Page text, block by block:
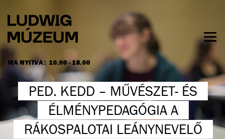
tartalomra
MA NYITVA: 10.00 - 18.00
NYITVATARTÁS ÉS JEGYÁRAK
PED. KEDD – MŰVÉSZET- ÉS
ÉLMÉNYPEDAGÓGIA A
RÁKOSPALOTAI LEÁNYNEVELŐ